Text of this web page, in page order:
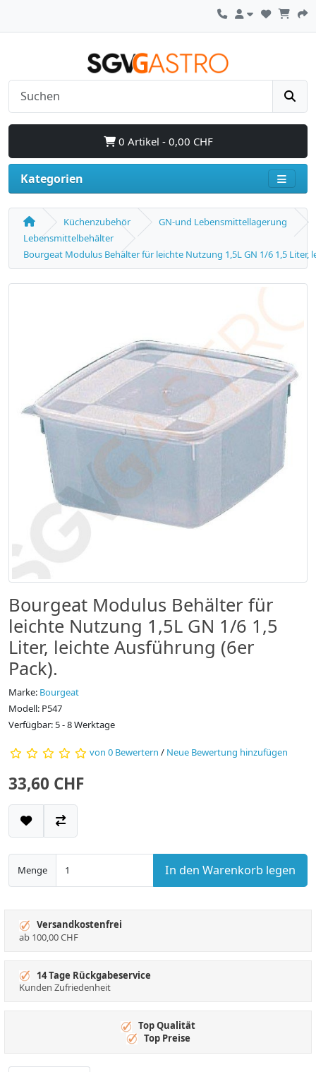
0 Artikel - 0,00 CHF
Kategorien
Küchenzubehör
GN-und Lebensmittellagerung
Lebensmittelbehälter
Bourgeat Modulus Behälter für leichte Nutzung 1,5L GN 1/6 1,5 Liter,
Bourgeat Modulus Behälter für
leichte Nutzung 1,5L GN 1/6 1,5
Liter, leichte Ausführung (6er
Pack).
Marke: Bourgeat
Modell: P547
Verfügbar: 5 - 8 Werktage
von 0 Bewertern / Neue Bewertung hinzufügen
33,60 CHF
Menge In den Warenkorb legen
Versandkostenfrei
ab 100,00 CHF
14 Tage Rückgabeservice
Kunden Zufriedenheit
Top Qualität
Top Preise